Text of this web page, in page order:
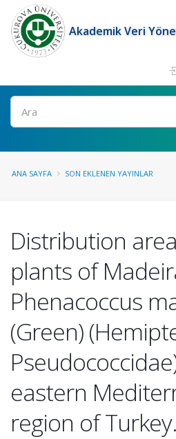
Akademik Veri
Ara
ANA SAYFA SON EKLENEN YAYINLAR
Distribution
plants of
Phenacoccus
(Green)
eastern
region of Turkey.